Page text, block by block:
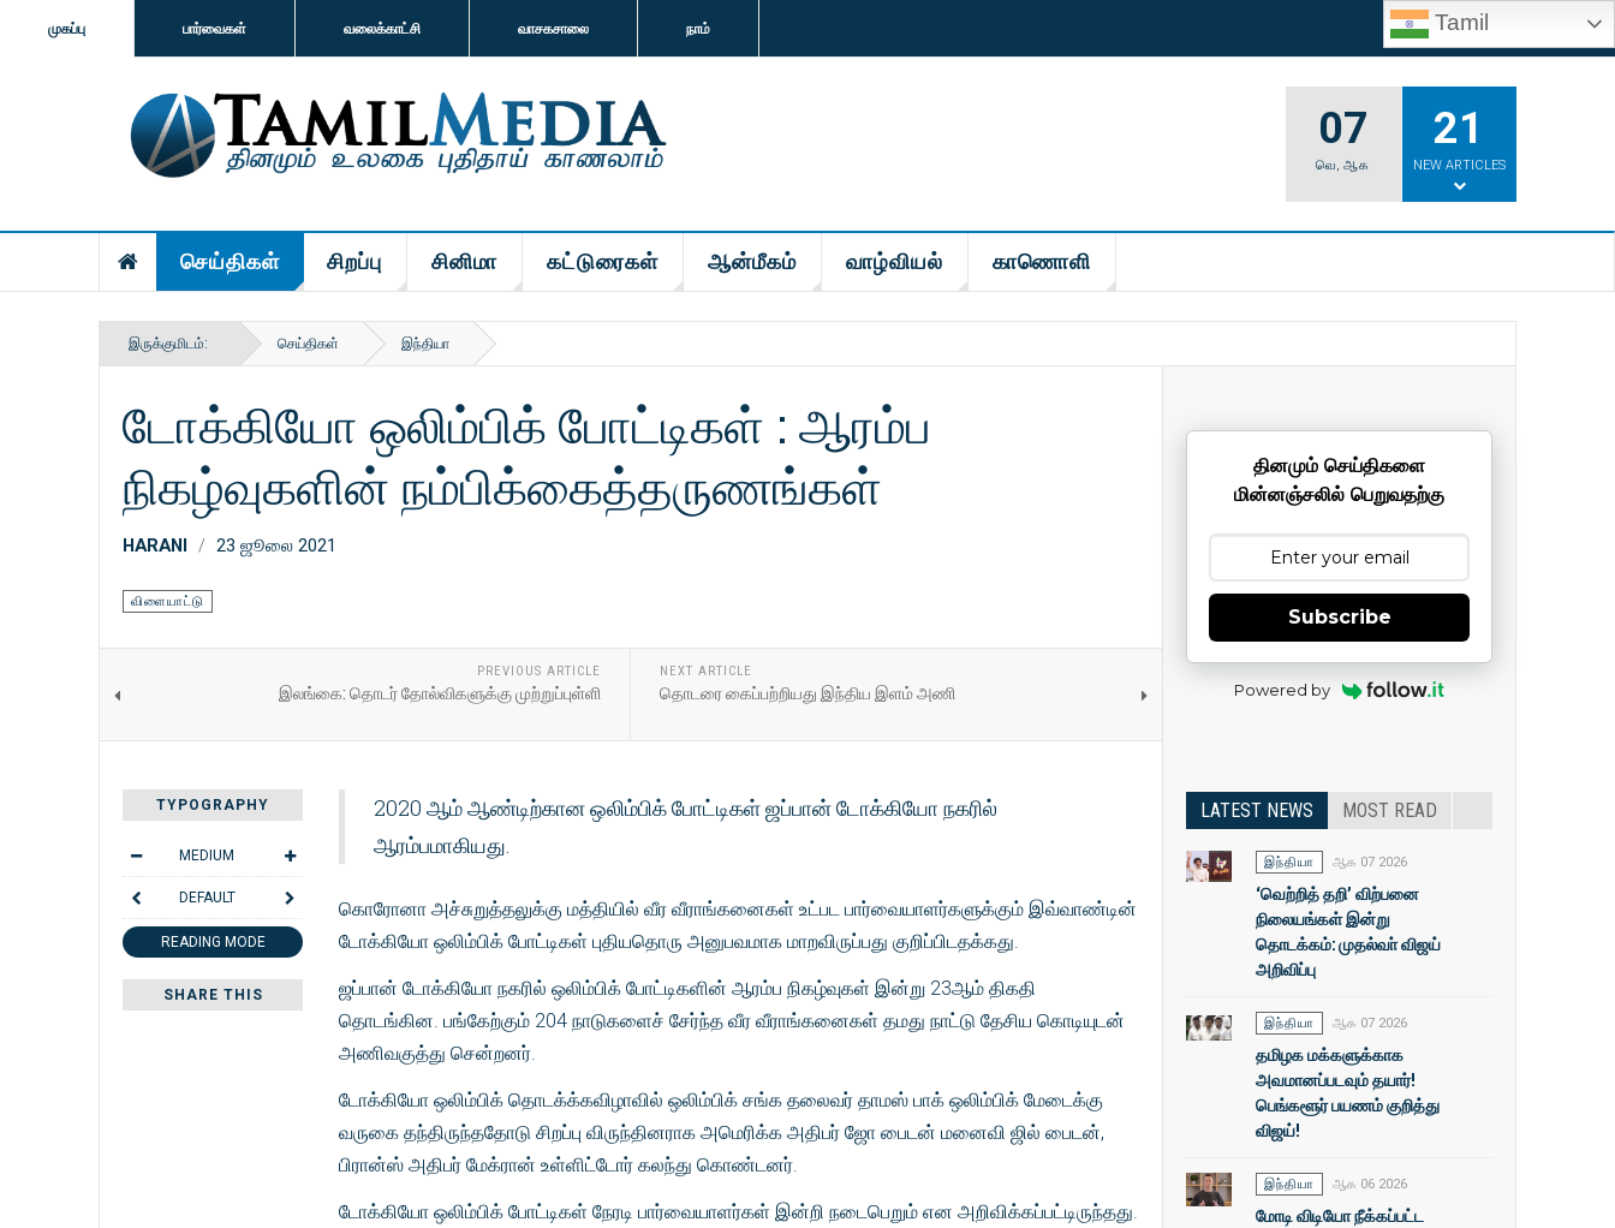
முகப்பு பார்வைகள் வலைக்காட்சி வாசகசாலை நாம் Tamil
07
வெ,ஆக
21
NEW ARTICLES
செய்திகள் சிறப்பு சினிமா கட்டுரைகள் ஆன்மீகம் வாழ்வியல் காணொளி
இருக்குமிடம்: செய்திகள் இந்தியா
டோக்கியோ ஒலிம்பிக் போட்டிகள் : ஆரம்ப
நிகழ்வுகளின் நம்பிக்கைத்தருணங்கள்
HARANI 23 ஜூலை 2021
விளையாட்டு
PREVIOUS ARTICLE
இலங்கை: தொடர் தோல்விகளுக்கு முற்றுப்புள்ளி
NEXT ARTICLE
தொடரை கைப்பற்றியது இந்திய இளம் அணி
TYPOGRAPHY
MEDIUM
DEFAULT
READING MODE
SHARE THIS
2020 ஆம் ஆண்டிற்கான ஒலிம்பிக் போட்டிகள் ஜப்பான் டோக்கியோ நகரில்
ஆரம்பமாகியது.
கொரோனா அச்சுறுத்தலுக்கு மத்தியில் வீர வீராங்கனைகள் உட்பட பார்வையாளர்களுக்கும் இவ்வாண்டின்
டோக்கியோ ஒலிம்பிக் போட்டிகள் புதியதொரு அனுபவமாக மாறவிருப்பது குறிப்பிடதக்கது.
ஜப்பான் டோக்கியோ நகரில் ஒலிம்பிக் போட்டிகளின் ஆரம்ப நிகழ்வுகள் இன்று 23ஆம் திகதி
தொடங்கின. பங்கேற்கும் 204 நாடுகளைச் சேர்ந்த வீர வீராங்கனைகள் தமது நாட்டு தேசிய கொடியுடன்
அணிவகுத்து சென்றனர்.
டோக்கியோ ஒலிம்பிக் தொடக்க்கவிழாவில் ஒலிம்பிக் சங்க தலைவர் தாமஸ் பாக் ஒலிம்பிக் மேடைக்கு
வருகை தந்திருந்ததோடு சிறப்பு விருந்தினராக அமெரிக்க அதிபர் ஜோ பைடன் மனைவி ஜில் பைடன்,
பிரான்ஸ் அதிபர் மேக்ரான் உள்ளிட்டோர் கலந்து கொண்டனர்.
டோக்கியோ ஒலிம்பிக் போட்டிகள் நேரடி பார்வையாளர்கள் இன்றி நடைபெறும் என அறிவிக்கப்பட்டிருந்தது.
தினமும் செய்திகளை
மின்னஞ்சலில் பெறுவதற்கு
Subscribe
Powered by
LATEST NEWS MOST READ
இந்தியா ஆக 07 2026
‘வெற்றித் தறி’ விற்பனை
நிலையங்கள் இன்று
தொடக்கம்: முதல்வா் விஜய்
அறிவிப்பு
இந்தியா ஆக 07 2026
தமிழக மக்களுக்காக
அவமானப்படவும் தயார்!
பெங்களூர் பயணம் குறித்து
விஜய்!
இந்தியா ஆக 06 2026
மோடி விடியோ நீக்கப்பட்ட